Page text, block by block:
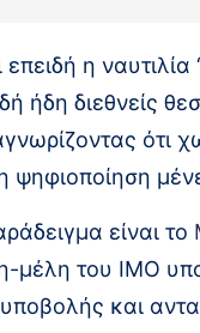
επειδή η
ήδη διεθνείς
ότι
ψηφιοποίηση
είναι το
μέλη του IMO
και